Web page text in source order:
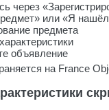
через
или «Я
предмета
объявление
на France